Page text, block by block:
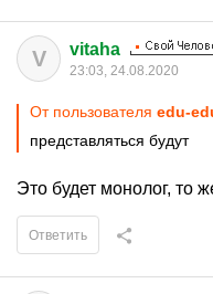
V vitaha
23:03, 24.08.2020
От пользователя edu-
представляться будут
Это будет монолог, то
Ответить